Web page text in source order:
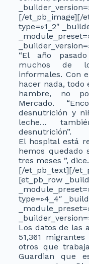
[/et_pb_image][/
type=»1_2″
“El año
muchos de
informales. Con
hacer nada, todo
hambre, no
Mercado.
desnutrición y
leche…
desnutrición”.
El hospital está
hemos quedado
tres meses ”, dice.
[/et_pb_text][/
[et_pb_row
type=»4_4″
Los datos de las
51,361
otros que
Guardian que